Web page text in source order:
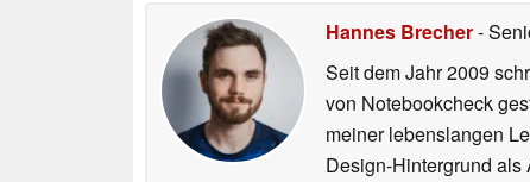
Hannes Brecher-
Seit dem Jahr 2009
von Notebookcheck
meiner lebenslangen
Design-Hintergrund